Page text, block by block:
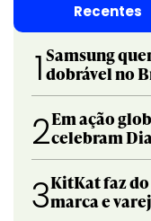
Recentes
1 Samsung
dobrável no
2Em ação
celebram
3KitKat faz
marca e